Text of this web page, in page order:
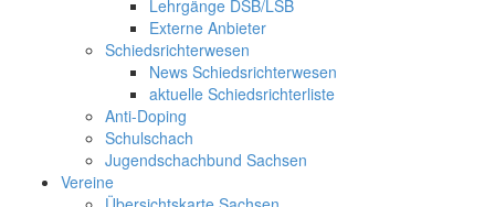
Lehrgänge DSB/LSB
Externe Anbieter
Schiedsrichterwesen
News Schiedsrichterwesen
aktuelle Schiedsrichterliste
Anti-Doping
Schulschach
Jugendschachbund Sachsen
Vereine